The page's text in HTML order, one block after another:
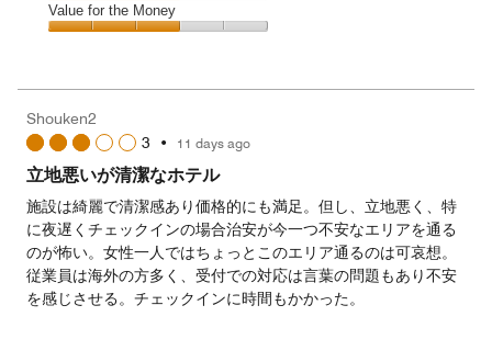
of
5
out
Amenities,
3
5
Value for the Money
3
out
of
5
Shouken2
3 • 11 days ago
立地悪いが清潔なホテル
施設は綺麗で清潔感あり価格的にも満足。但し、立地悪く、特
に夜遅くチェックインの場合治安が今一つ不安なエリアを通る
のが怖い。女性一人ではちょっとこのエリア通るのは可哀想。
従業員は海外の方多く、受付での対応は言葉の問題もあり不安
を感じさせる。チェックインに時間もかかった。